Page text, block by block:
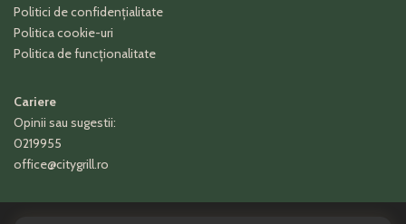
Politici de confidențialitate
Politica cookie-uri
Politica de funcționalitate
Cariere
Opinii sau sugestii:
0219955
office@citygrill.ro